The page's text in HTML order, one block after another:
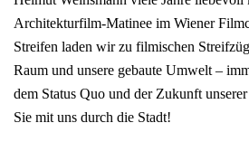
Architekturfilm-Matinee im Wiener
Streifen laden wir zu filmischen
Raum und unsere gebaute Umwelt –
dem Status Quo und der Zukunft
Sie mit uns durch die Stadt!